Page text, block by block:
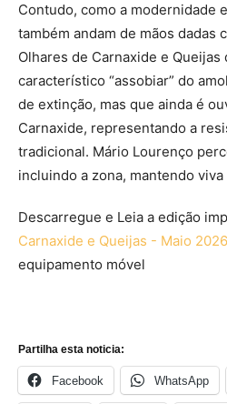
Contudo, como a modernidade
também andam de mãos dadas
Olhares de Carnaxide e Queijas
característico “assobiar” do
de extinção, mas que ainda é
Carnaxide, representando a
tradicional. Mário Lourenço
incluindo a zona, mantendo
Descarregue e Leia a edição
Carnaxide e Queijas - Maio 2026
equipamento móvel
Partilha esta noticia:
Facebook WhatsApp